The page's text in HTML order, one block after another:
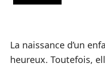
La naissance d’un
heureux. Toutefois,